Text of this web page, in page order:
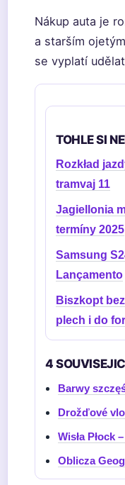
Nákup auta je
a starším
se vyplatí
TOHLE SI
Rozkład
tramvaj 11
Jagiellonia
termíny 2025
Samsung
Lançamento
Biszkopt
plech i do
4
Barwy
Drožďové
Wisła Płock
Oblicza